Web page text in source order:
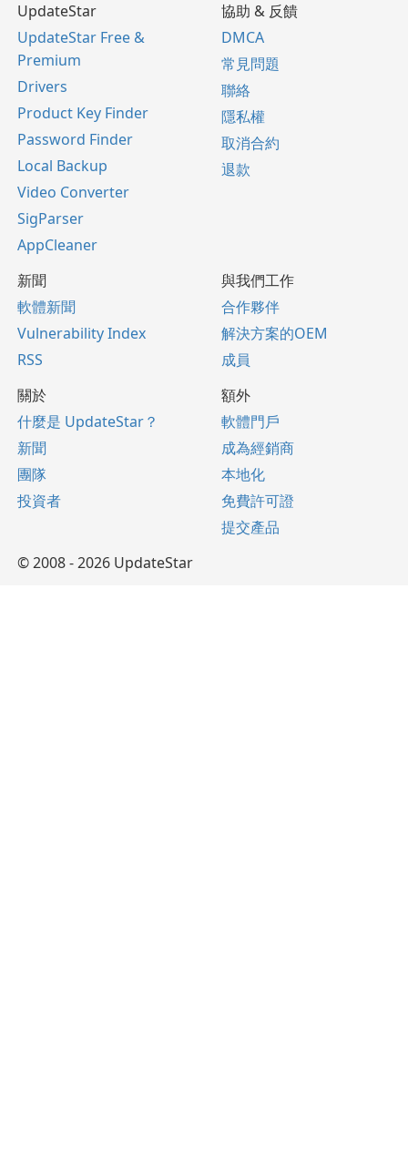
UpdateStar
UpdateStar Free &
Premium
Drivers
Product Key Finder
Password Finder
Local Backup
Video Converter
SigParser
AppCleaner
協助 & 反饋
DMCA
常見問題
聯絡
隱私權
取消合約
退款
新聞
軟體新聞
Vulnerability Index
RSS
與我們工作
合作夥伴
解決方案的OEM
成員
關於
什麼是 UpdateStar？
新聞
團隊
投資者
額外
軟體門戶
成為經銷商
本地化
免費許可證
提交產品
© 2008 - 2026 UpdateStar